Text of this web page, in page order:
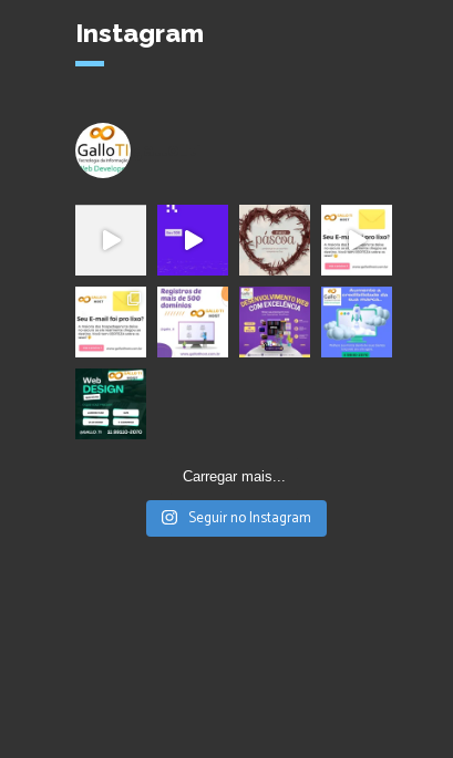
Instagram
Carregar mais...
Seguir no Instagram